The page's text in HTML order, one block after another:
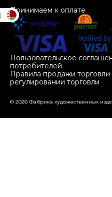
Принимаем к оплате
Пользовательское
потребителей
Правила продажи
регулировании торговли
© 2026 Фабрика художественных